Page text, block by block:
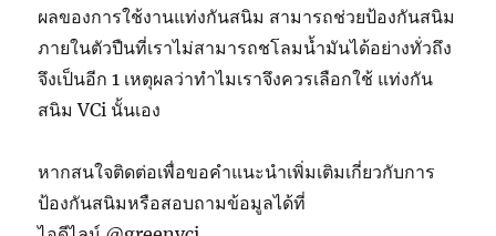
ผลของการใช้งานแท่งกันสนิม สามารถช่วยป้องกันสนิม
ภายในตัวปืนที่เราไม่สามารถชโลมน้ำมันได้อย่างทั่วถึง
จึงเป็นอีก 1 เหตุผลว่าทำไมเราจึงควรเลือกใช้ แท่งกัน
สนิม VCi นั้นเอง
หากสนใจติดต่อเพื่อขอคำแนะนำเพิ่มเติมเกี่ยวกับการ
ป้องกันสนิมหรือสอบถามข้อมูลได้ที่